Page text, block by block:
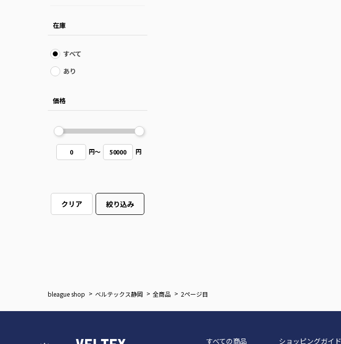
在庫
すべて
あり
価格
0 円～ 50000 円
クリア 絞り込み
bleague shop ベルテックス静岡 全商品 2ページ目
すべての商品 ショッピングガイド